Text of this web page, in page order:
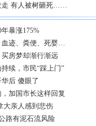
走 有人被树砸死……
暴涨175%
血迹、粪便、死婴…
房梦却渐行渐远
续，市民“踩上门”
后 傻眼了
加国市长这样回复
大亲人感到悲伤
路有泥石流风险